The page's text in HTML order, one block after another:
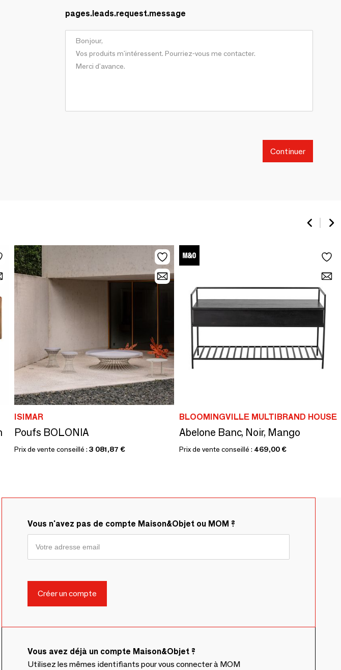
pages.leads.request.message
Continuer
ISIMAR
Poufs BOLONIA
Prix de vente conseillé : 3 081,87 €
BLOOMINGVILLE MULTIBRAND HOUSE
Abelone Banc, Noir, Mango
Prix de vente conseillé : 469,00 €
Vous n'avez pas de compte Maison&Objet ou MOM ?
Vous avez déjà un compte Maison&Objet ?
Utilisez les mêmes identifiants pour vous connecter à MOM